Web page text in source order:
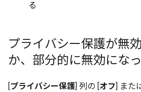
る
プライバシー保護が無
か、部分的に無効にな
[プライバシー保護] 列の [オフ] また